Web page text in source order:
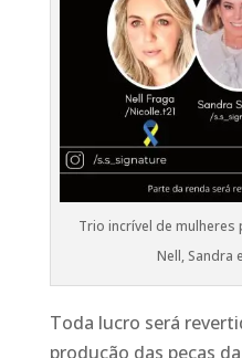
Trio incrível de
Nell, Sandra
Toda lucro será
produção das peças da